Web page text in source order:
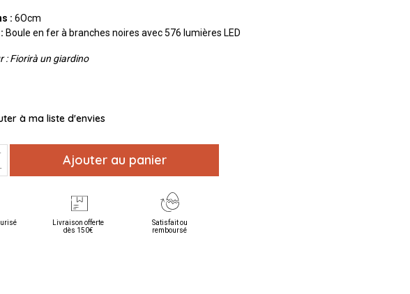
: 6Ocm
Boule en fer à branches noires avec 576 lumières LED
: Fiorirà un giardino
à ma liste d'envies
Ajouter au panier
Livraison offerte
dès 150€
Satisfait ou
remboursé